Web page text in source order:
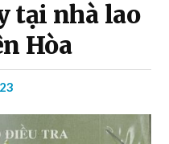
tại nhà lao
Hòa